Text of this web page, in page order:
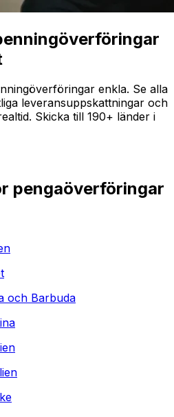
enkla. Se alla
leveransuppskattningar och
Skicka till 190+ länder i
pengaöverföringar
och Barbuda